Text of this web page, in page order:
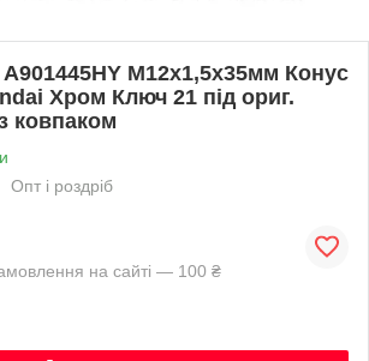
A901445HY M12х1,5х35мм Конус
Хром Ключ 21 під ориг.
ковпаком
Опт і роздріб
на сайті — 100 ₴